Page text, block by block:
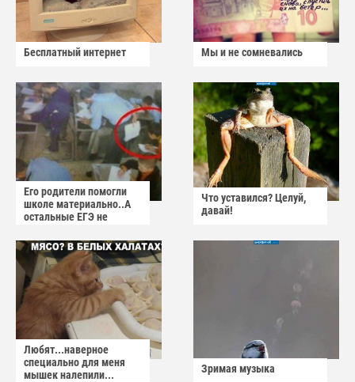
Бесплатный интернет Мы и не сомневались
Его родители помогли
школе материально..А
остальные ЕГЭ не
Что уставился? Целуй,
давай!
Любят...наверное
специально для меня
мышек налепили...
Зримая музыка